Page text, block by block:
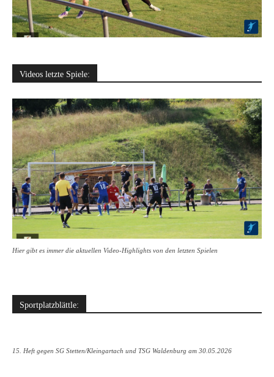
Videos letzte Spiele:
Hier gibt es immer die aktuellen Video-Highlights von den letzten Spielen
Sportplatzblättle:
15. Heft gegen SG Stetten/Kleingartach und TSG Waldenburg am 30.05.2026